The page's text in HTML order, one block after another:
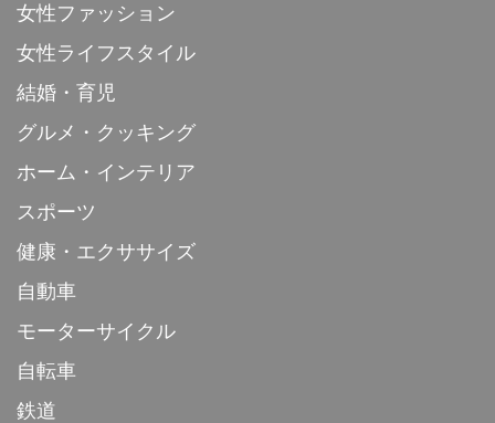
女性ファッション
女性ライフスタイル
結婚・育児
グルメ・クッキング
ホーム・インテリア
スポーツ
健康・エクササイズ
自動車
モーターサイクル
自転車
鉄道